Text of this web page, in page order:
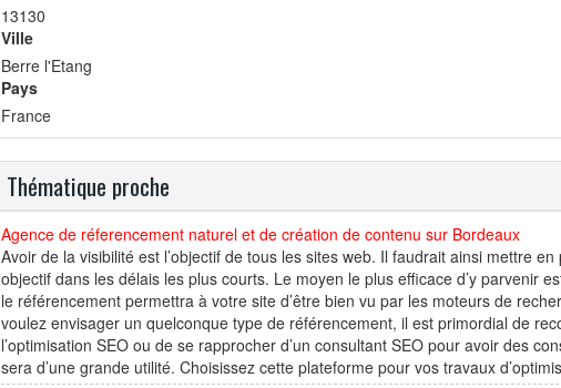
13130
Ville
Berre l'Etang
Pays
France
Thématique proche
Agence de réferencement naturel et de création de contenu sur Bordeaux
Avoir de la visibilité est l’objectif de tous les sites web. Il faudrait ainsi mettre
objectif dans les délais les plus courts. Le moyen le plus efficace d’y parvenir
le référencement permettra à votre site d’être bien vu par les moteurs de
voulez envisager un quelconque type de référencement, il est primordial de
l’optimisation SEO ou de se rapprocher d’un consultant SEO pour avoir des
sera d’une grande utilité. Choisissez cette plateforme pour vos travaux